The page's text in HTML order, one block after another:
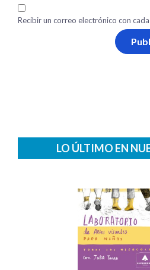
Recibir un correo electrónico con
LO ÚLTIMO EN